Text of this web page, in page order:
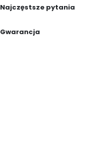
Najczęstsze pytania
Gwarancja